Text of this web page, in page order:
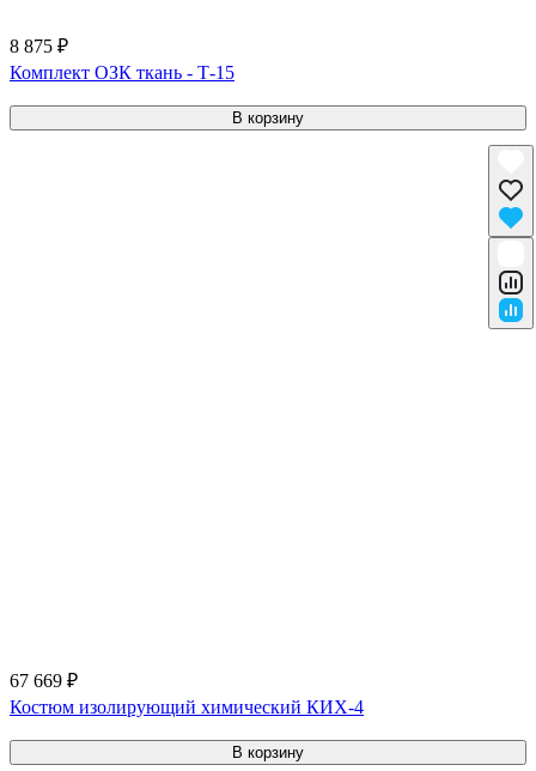
8 875 ₽
Комплект ОЗК ткань - Т-15
В корзину
67 669 ₽
Костюм изолирующий химический КИХ-4
В корзину